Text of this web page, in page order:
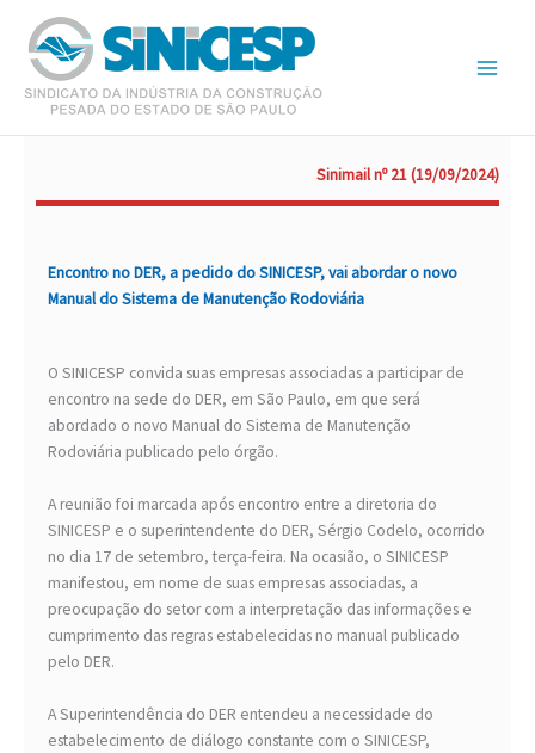
para
conteúdo
Sinimail nº 21 (19/09/2024)
Encontro no DER, a pedido do SINICESP, vai abordar o novo
Manual do Sistema de Manutenção Rodoviária
O SINICESP convida suas empresas associadas a participar de
encontro na sede do DER, em São Paulo, em que será
abordado o novo Manual do Sistema de Manutenção
Rodoviária publicado pelo órgão.
A reunião foi marcada após encontro entre a diretoria do
SINICESP e o superintendente do DER, Sérgio Codelo, ocorrido
no dia 17 de setembro, terça-feira. Na ocasião, o SINICESP
manifestou, em nome de suas empresas associadas, a
preocupação do setor com a interpretação das informações e
cumprimento das regras estabelecidas no manual publicado
pelo DER.
A Superintendência do DER entendeu a necessidade do
estabelecimento de diálogo constante com o SINICESP,